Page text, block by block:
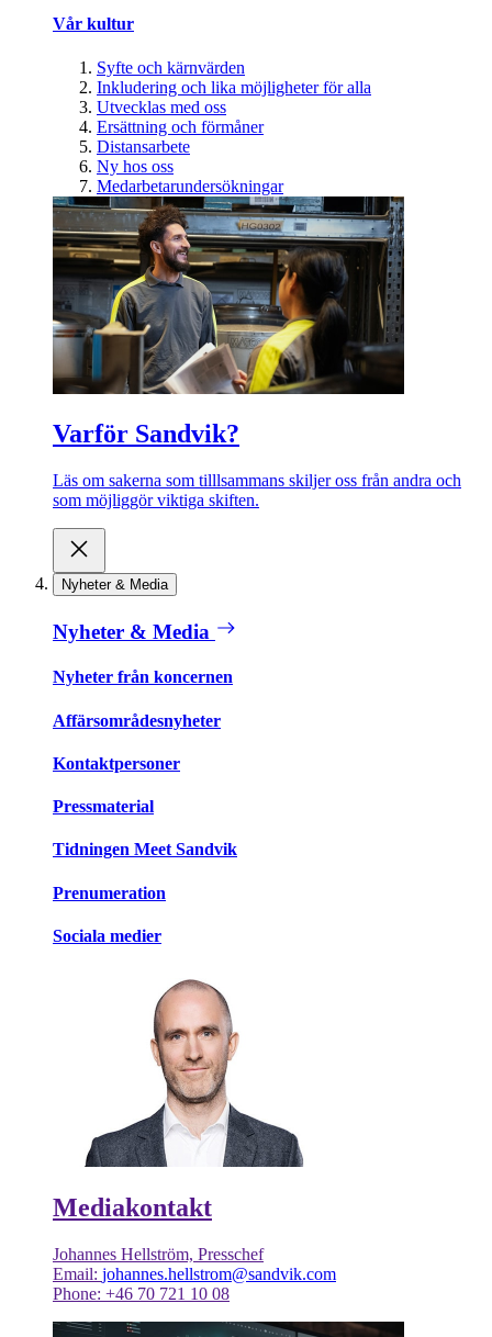
Vår kultur
Syfte och kärnvärden
Inkludering och lika möjligheter för alla
Utvecklas med oss
Ersättning och förmåner
Distansarbete
Ny hos oss
Medarbetarundersökningar
Varför Sandvik?
Läs om sakerna som tilllsammans skiljer oss från andra och
som möjliggör viktiga skiften.
Nyheter & Media
Nyheter & Media
Nyheter från koncernen
Affärsområdesnyheter
Kontaktpersoner
Pressmaterial
Tidningen Meet Sandvik
Prenumeration
Sociala medier
Mediakontakt
Johannes Hellström, Presschef
Email: johannes.hellstrom@sandvik.com
Phone: +46 70 721 10 08